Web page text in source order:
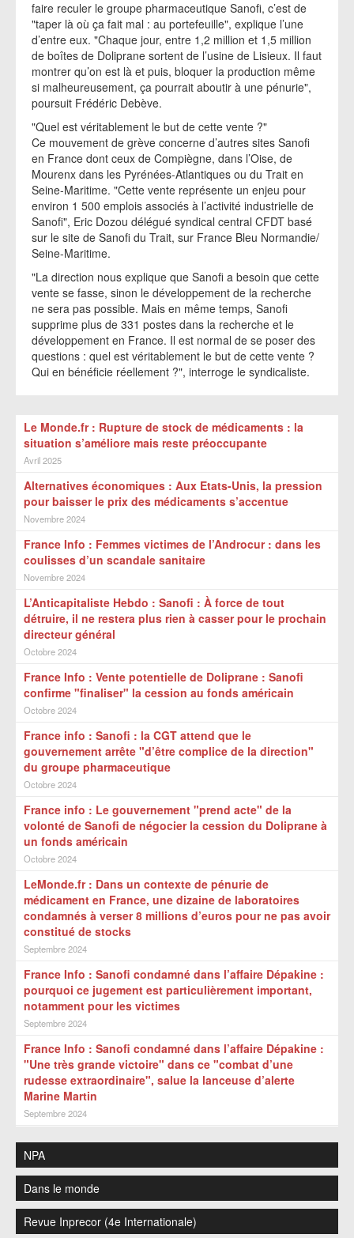
faire reculer le groupe pharmaceutique Sanofi, c’est de
"taper là où ça fait mal : au portefeuille", explique l’une
d’entre eux. "Chaque jour, entre 1,2 million et 1,5 million
de boîtes de Doliprane sortent de l’usine de Lisieux. Il faut
montrer qu’on est là et puis, bloquer la production même
si malheureusement, ça pourrait aboutir à une pénurie",
poursuit Frédéric Debève.
"Quel est véritablement le but de cette vente ?"
Ce mouvement de grève concerne d’autres sites Sanofi
en France dont ceux de Compiègne, dans l’Oise, de
Mourenx dans les Pyrénées-Atlantiques ou du Trait en
Seine-Maritime. "Cette vente représente un enjeu pour
environ 1 500 emplois associés à l’activité industrielle de
Sanofi", Eric Dozou délégué syndical central CFDT basé
sur le site de Sanofi du Trait, sur France Bleu Normandie/
Seine-Maritime.
"La direction nous explique que Sanofi a besoin que cette
vente se fasse, sinon le développement de la recherche
ne sera pas possible. Mais en même temps, Sanofi
supprime plus de 331 postes dans la recherche et le
développement en France. Il est normal de se poser des
questions : quel est véritablement le but de cette vente ?
Qui en bénéficie réellement ?", interroge le syndicaliste.
Le Monde.fr : Rupture de stock de médicaments : la
situation s’améliore mais reste préoccupante
Avril 2025
Alternatives économiques : Aux Etats-Unis, la pression
pour baisser le prix des médicaments s’accentue
Novembre 2024
France Info : Femmes victimes de l’Androcur : dans les
coulisses d’un scandale sanitaire
Novembre 2024
L’Anticapitaliste Hebdo : Sanofi : À force de tout
détruire, il ne restera plus rien à casser pour le prochain
directeur général
Octobre 2024
France Info : Vente potentielle de Doliprane : Sanofi
confirme "finaliser" la cession au fonds américain
Octobre 2024
France info : Sanofi : la CGT attend que le
gouvernement arrête "d’être complice de la direction"
du groupe pharmaceutique
Octobre 2024
France info : Le gouvernement "prend acte" de la
volonté de Sanofi de négocier la cession du Doliprane à
un fonds américain
Octobre 2024
LeMonde.fr : Dans un contexte de pénurie de
médicament en France, une dizaine de laboratoires
condamnés à verser 8 millions d’euros pour ne pas avoir
constitué de stocks
Septembre 2024
France Info : Sanofi condamné dans l’affaire Dépakine :
pourquoi ce jugement est particulièrement important,
notamment pour les victimes
Septembre 2024
France Info : Sanofi condamné dans l’affaire Dépakine :
"Une très grande victoire" dans ce "combat d’une
rudesse extraordinaire", salue la lanceuse d’alerte
Marine Martin
Septembre 2024
NPA
Dans le monde
Revue Inprecor (4e Internationale)